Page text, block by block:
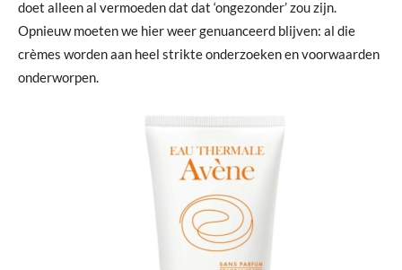
doet alleen al vermoeden dat dat ‘ongezonder’ zou zijn.
Opnieuw moeten we hier weer genuanceerd blijven: al die
crèmes worden aan heel strikte onderzoeken en voorwaarden
onderworpen.